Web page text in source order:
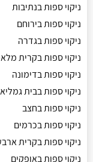
ניקוי ספות בנתיבות
ניקוי ספות בירוחם
ניקוי ספות בגדרה
ניקוי ספות בקרית
ניקוי ספות בדימונה
ניקוי ספות בבית
ניקוי ספות בחצב
ניקוי ספות בכרמים
ניקוי ספות בקרית
ניקוי ספות באופקים